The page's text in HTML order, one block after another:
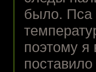
было. Пса
поэтому я